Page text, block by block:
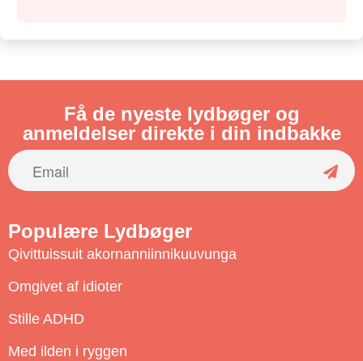
Få de nyeste lydbøger og
anmeldelser direkte i din indbakke
S
Populære Lydbøger
Qivittuissuit akornanniinnikuuvunga
Omgivet af idioter
Stille ADHD
Med ilden i ryggen